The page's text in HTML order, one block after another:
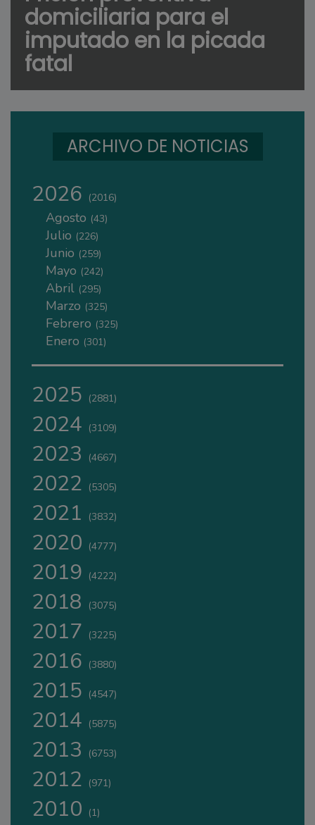
domiciliaria para el
imputado en la picada
fatal
ARCHIVO DE NOTICIAS
2026 (2016)
Agosto (43)
Julio (226)
Junio (259)
Mayo (242)
Abril (295)
Marzo (325)
Febrero (325)
Enero (301)
2025 (2881)
2024 (3109)
2023 (4667)
2022 (5305)
2021 (3832)
2020 (4777)
2019 (4222)
2018 (3075)
2017 (3225)
2016 (3880)
2015 (4547)
2014 (5875)
2013 (6753)
2012 (971)
2010 (1)